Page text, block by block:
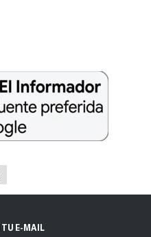
TU E-MAIL